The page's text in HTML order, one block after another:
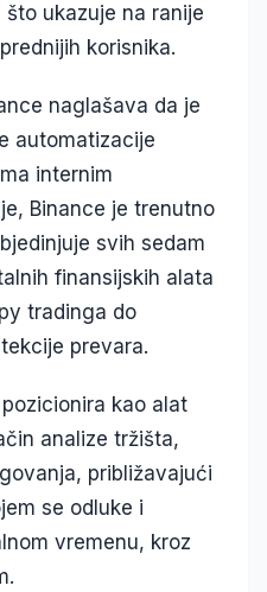
ukazuje na ranije
korisnika.
naglašava da je
automatizacije
internim
Binance je trenutno
svih sedam
finansijskih alata
tradinga do
prevara.
kao alat
analize tržišta,
približavajući
se odluke i
vremenu, kroz